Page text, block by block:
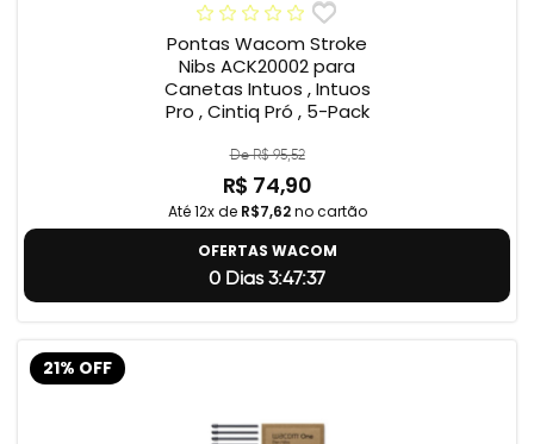
Pontas Wacom Stroke
Nibs ACK20002 para
Canetas Intuos , Intuos
Pro , Cintiq Pró , 5-Pack
De R$ 95,52
R$ 74,90
Até 12x de R$7,62no cartão
OFERTAS WACOM
0 Dias 3:47:36
21% OFF